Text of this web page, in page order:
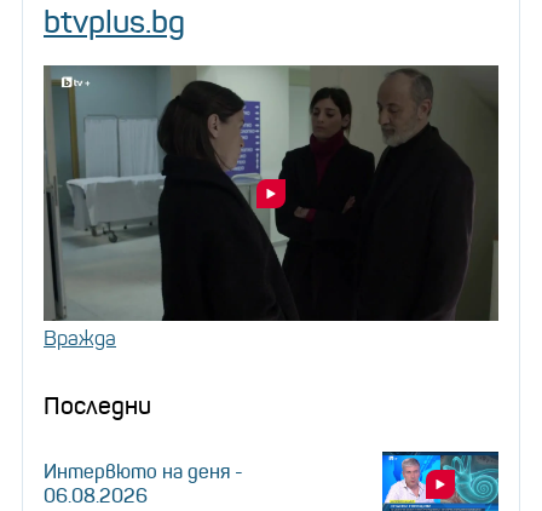
btvplus.bg
Вражда
Последни
Интервюто на деня -
06.08.2026